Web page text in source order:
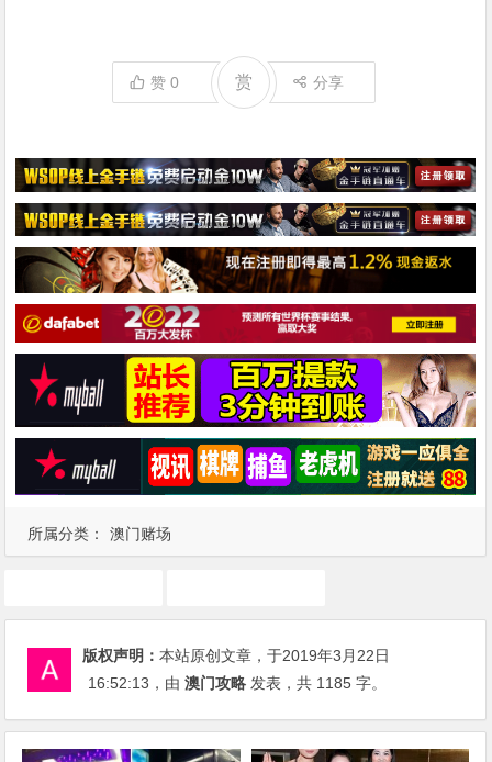
所属分类： 澳门赌场
赞0 赏 分享
版权声明：本站原创文章，于2019年3月22日
16:52:13 ，由澳门攻略 发表，共 1185 字。